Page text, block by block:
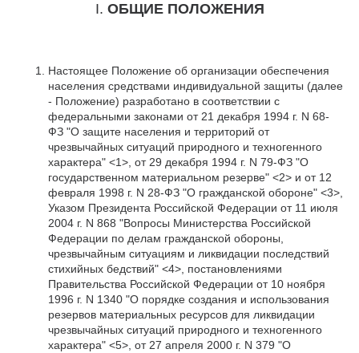
I. ОБЩИЕ ПОЛОЖЕНИЯ
Настоящее Положение об организации обеспечения
населения средствами индивидуальной защиты (далее
- Положение) разработано в соответствии с
федеральными законами от 21 декабря 1994 г. N 68-
ФЗ "О защите населения и территорий от
чрезвычайных ситуаций природного и техногенного
характера" <1>, от 29 декабря 1994 г. N 79-ФЗ "О
государственном материальном резерве" <2> и от 12
февраля 1998 г. N 28-ФЗ "О гражданской обороне" <3>,
Указом Президента Российской Федерации от 11 июля
2004 г. N 868 "Вопросы Министерства Российской
Федерации по делам гражданской обороны,
чрезвычайным ситуациям и ликвидации последствий
стихийных бедствий" <4>, постановлениями
Правительства Российской Федерации от 10 ноября
1996 г. N 1340 "О порядке создания и использования
резервов материальных ресурсов для ликвидации
чрезвычайных ситуаций природного и техногенного
характера" <5>, от 27 апреля 2000 г. N 379 "О